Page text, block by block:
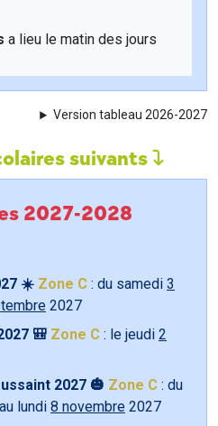
a lieu le matin des jours
Version tableau 2026-2027
suivants
2027-2028
☀️ Zone C : du samedi 3
2027
🎒 Zone C : le jeudi 2
2027 🎃 Zone C : du
au lundi 8 novembre 2027